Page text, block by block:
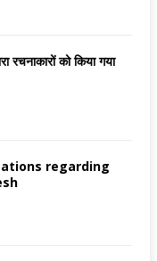
रचनाकारों को किया गया
regarding